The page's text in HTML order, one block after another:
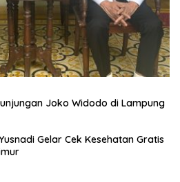
Joko Widodo di Lampung
Gelar Cek Kesehatan Gratis